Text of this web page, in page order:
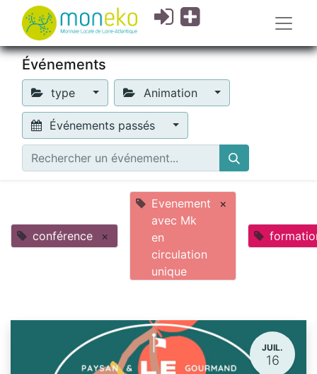
Événements
type Animation
Événements passés
conférence ×
Evenement
avec Mk
en
circulation
unique
×
JUIL.
16